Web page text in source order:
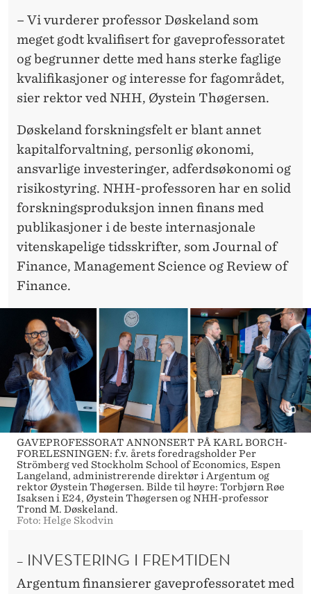
– Vi vurderer professor Døskeland som
meget godt kvalifisert for gaveprofessoratet
og begrunner dette med hans sterke faglige
kvalifikasjoner og interesse for fagområdet,
sier rektor ved NHH, Øystein Thøgersen.
Døskeland forskningsfelt er blant annet
kapitalforvaltning, personlig økonomi,
ansvarlige investeringer, adferdsøkonomi og
risikostyring. NHH-professoren har en solid
forskningsproduksjon innen finans med
publikasjoner i de beste internasjonale
vitenskapelige tidsskrifter, som Journal of
Finance, Management Science og Review of
Finance.
GAVEPROFESSORAT ANNONSERT PÅ KARL BORCH-
FORELESNINGEN: f.v. årets foredragsholder Per
Strömberg ved Stockholm School of Economics, Espen
Langeland, administrerende direktør i Argentum og
rektor Øystein Thøgersen. Bilde til høyre: Torbjørn Røe
Isaksen i E24, Øystein Thøgersen og NHH-professor
Trond M. Døskeland.
Foto: Helge Skodvin
– INVESTERING I FREMTIDEN
Argentum finansierer gaveprofessoratet med